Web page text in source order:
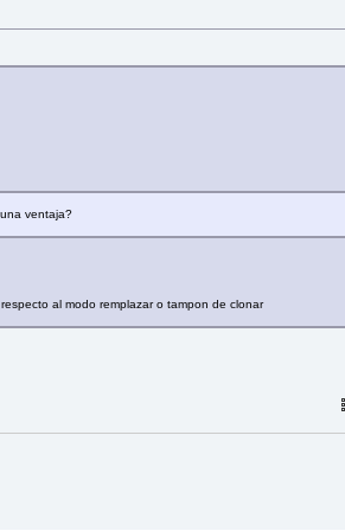
ventaja?
al modo remplazar o tampon de clonar